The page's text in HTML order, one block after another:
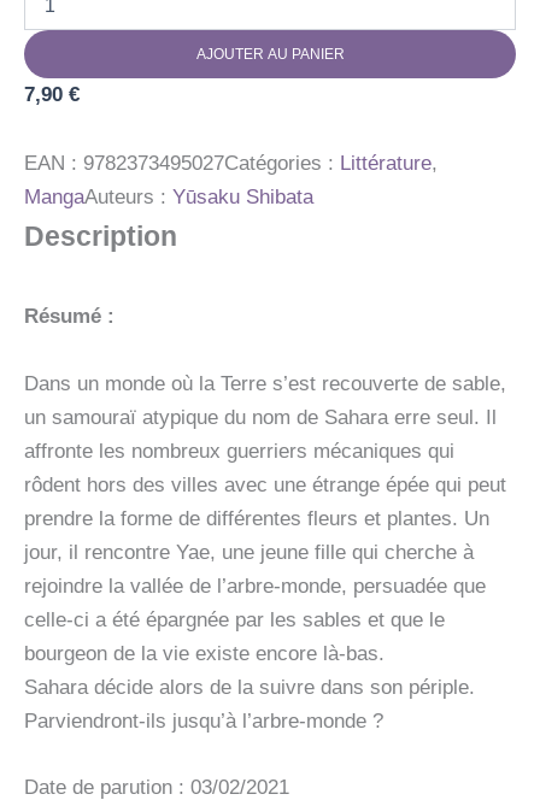
SAHARA,
LE
SAMOURAI
AJOUTER AU PANIER
7,90 €
EAN : 9782373495027Catégories : Littérature,
MangaAuteurs : Yūsaku Shibata
Description
Résumé :
Dans un monde où la Terre s’est recouverte de sable,
un samouraï atypique du nom de Sahara erre seul. Il
affronte les nombreux guerriers mécaniques qui
rôdent hors des villes avec une étrange épée qui peut
prendre la forme de différentes fleurs et plantes. Un
jour, il rencontre Yae, une jeune fille qui cherche à
rejoindre la vallée de l’arbre-monde, persuadée que
celle-ci a été épargnée par les sables et que le
bourgeon de la vie existe encore là-bas.
Sahara décide alors de la suivre dans son périple.
Parviendront-ils jusqu’à l’arbre-monde ?
Date de parution : 03/02/2021